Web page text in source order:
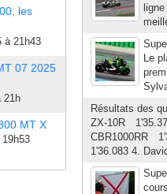
les
à 21h43
07 2025
21h
MT X
Le
Résultats des
ZX-10R
CBR1000RR
1'36.083 4.